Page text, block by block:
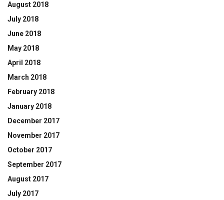
August 2018
July 2018
June 2018
May 2018
April 2018
March 2018
February 2018
January 2018
December 2017
November 2017
October 2017
September 2017
August 2017
July 2017